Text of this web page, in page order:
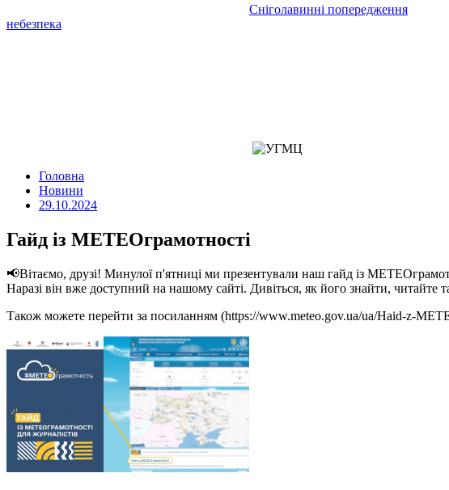
Сніголавинні попередження
небезпека
Головна
Новини
29.10.2024
Гайд із МЕТЕОграмотності
📢Вітаємо, друзі! Минулої п'ятниці ми презентували наш гайд із
Наразі він вже доступний на нашому сайті. Дивіться, як його знайти,
Також можете перейти за посиланням (https://www.meteo.gov.ua/ua/Haid-z-